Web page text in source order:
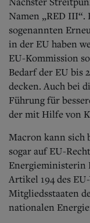
Namen „RED III“.
sogenannten
in der EU haben
EU-Kommission
Bedarf der EU bis
decken. Auch bei
Führung für
der mit Hilfe von
Macron kann sich
sogar auf EU-
Energieministerin
Artikel 194 des
Mitgliedsstaaten
nationalen